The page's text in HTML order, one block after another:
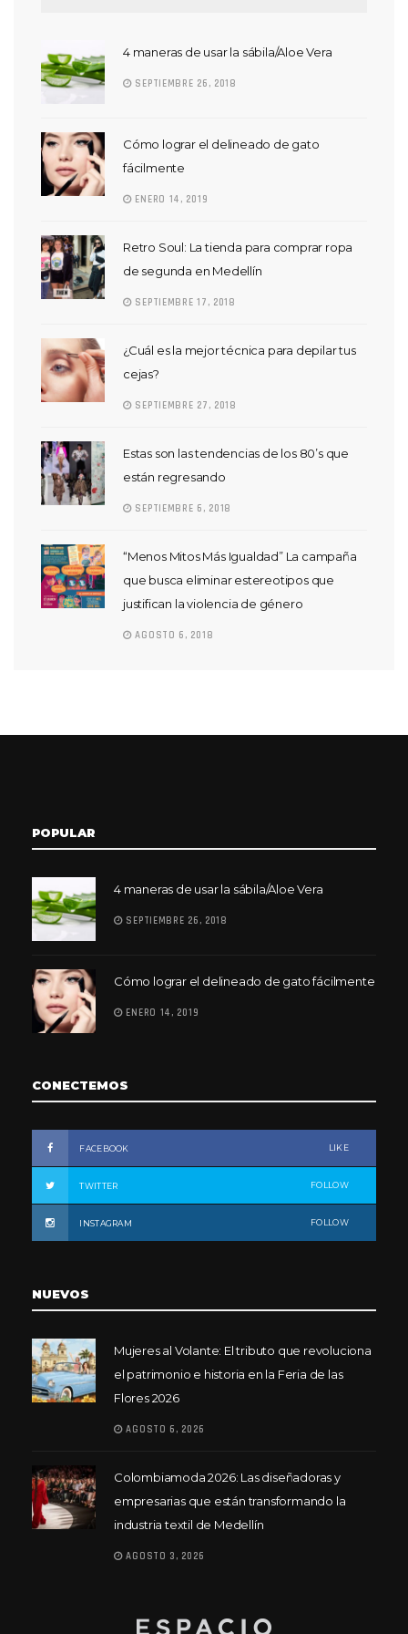
4 maneras de usar la sábila/Aloe Vera
SEPTIEMBRE 26, 2018
Cómo lograr el delineado de gato
fácilmente
ENERO 14, 2019
Retro Soul: La tienda para comprar ropa
de segunda en Medellín
SEPTIEMBRE 17, 2018
¿Cuál es la mejor técnica para depilar tus
cejas?
SEPTIEMBRE 27, 2018
Estas son las tendencias de los 80’s que
están regresando
SEPTIEMBRE 6, 2018
“Menos Mitos Más Igualdad” La campaña
que busca eliminar estereotipos que
justifican la violencia de género
AGOSTO 6, 2018
POPULAR
4 maneras de usar la sábila/Aloe Vera
SEPTIEMBRE 26, 2018
Cómo lograr el delineado de gato fácilmente
ENERO 14, 2019
CONECTEMOS
FACEBOOK LIKE
TWITTER FOLLOW
INSTAGRAM FOLLOW
NUEVOS
Mujeres al Volante: El tributo que revoluciona
el patrimonio e historia en la Feria de las
Flores 2026
AGOSTO 6, 2026
Colombiamoda 2026: Las diseñadoras y
empresarias que están transformando la
industria textil de Medellín
AGOSTO 3, 2026